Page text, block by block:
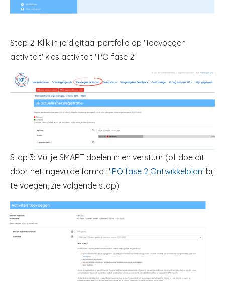
Stap 2: Klik in je digitaal portfolio op 'Toevoegen
activiteit' kies activiteit 'IPO fase 2'
Image
Stap 3: Vul je SMART doelen in en verstuur (of doe dit
door het ingevulde format 'IPO fase 2 Ontwikkelplan' bij
te voegen, zie volgende stap).
Image